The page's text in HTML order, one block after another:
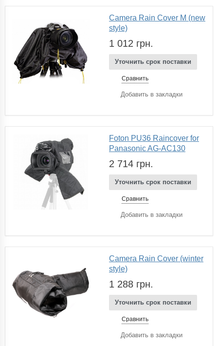
Camera Rain Cover M (new
style)
1 012 грн.
Уточнить срок поставки
Сравнить
Добавить в закладки
Foton PU36 Raincover for
Panasonic AG-AC130
2 714 грн.
Уточнить срок поставки
Сравнить
Добавить в закладки
Camera Rain Cover (winter
style)
1 288 грн.
Уточнить срок поставки
Сравнить
Добавить в закладки